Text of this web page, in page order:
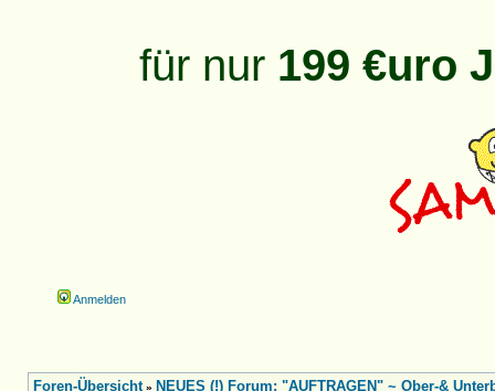
für nur 199 €uro
Anmelden
Foren-Übersicht» NEUES (!) Forum: "AUFTRAGEN" ~ Ober-&